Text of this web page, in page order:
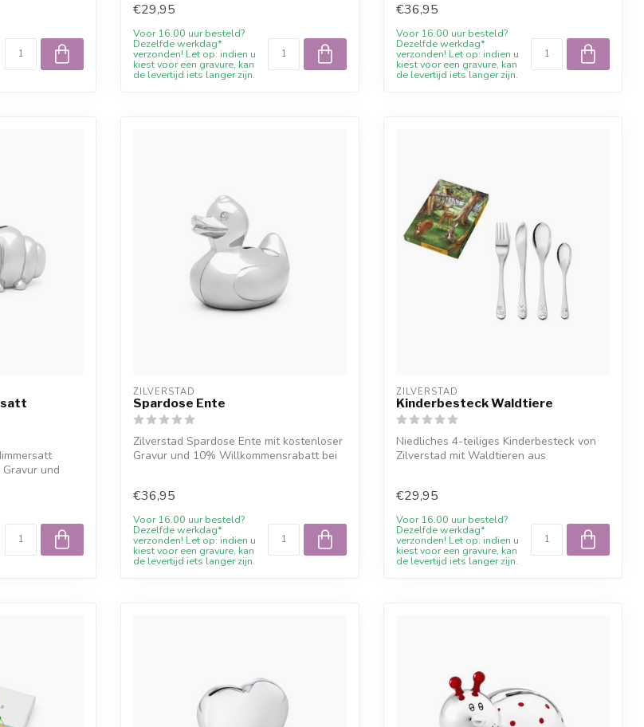
€29,95
Voor 16.00 uur besteld?
Dezelfde werkdag*
verzonden! Let op: indien u
kiest voor een gravure, kan
de levertijd iets langer zijn.
€36,95
Voor 16.00 uur besteld?
Dezelfde werkdag*
verzonden! Let op: indien u
kiest voor een gravure, kan
de levertijd iets langer zijn.
und
ZILVERSTAD
Spardose Ente
Zilverstad Spardose Ente mit kostenloser
Gravur und 10% Willkommensrabatt bei
€36,95
Voor 16.00 uur besteld?
Dezelfde werkdag*
verzonden! Let op: indien u
kiest voor een gravure, kan
de levertijd iets langer zijn.
ZILVERSTAD
Kinderbesteck Waldtiere
Niedliches 4-teiliges Kinderbesteck von
Zilverstad mit Waldtieren aus
€29,95
Voor 16.00 uur besteld?
Dezelfde werkdag*
verzonden! Let op: indien u
kiest voor een gravure, kan
de levertijd iets langer zijn.